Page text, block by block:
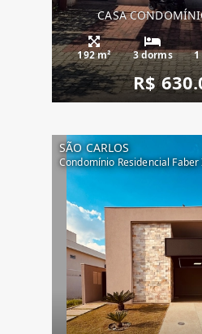
CASA
192 m² 3 dorms
R$
SÃO CARLOS
Condomínio Residencial Faber